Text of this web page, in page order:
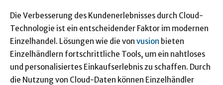
Die Verbesserung des Kundenerlebnisses durch Cloud-
Technologie ist ein entscheidender Faktor im modernen
Einzelhandel. Lösungen wie die von vusion bieten
Einzelhändlern fortschrittliche Tools, um ein nahtloses
und personalisiertes Einkaufserlebnis zu schaffen. Durch
die Nutzung von Cloud-Daten können Einzelhändler